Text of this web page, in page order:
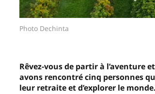
Photo Dechinta
Rêvez-vous de partir à l’aventure
avons rencontré cinq personnes
leur retraite et d’explorer le monde.